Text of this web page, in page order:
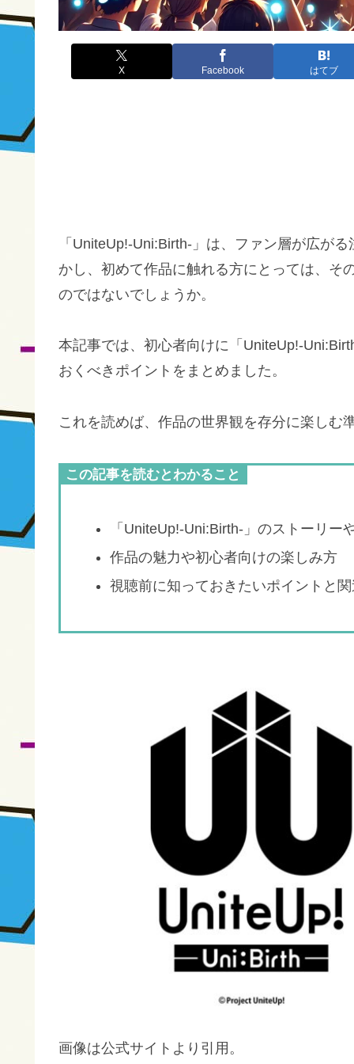
X Facebook はてブ
「UniteUp!-Uni:Birth-」は、ファン層が広が
かし、初めて作品に触れる方にとっては、そ
のではないでしょうか。
本記事では、初心者向けに「UniteUp!-
おくべきポイントをまとめました。
これを読めば、作品の世界観を存分に楽しむ
この記事を読むとわかること
「UniteUp!-Uni:Birth-」のストーリー
作品の魅力や初心者向けの楽しみ方
視聴前に知っておきたいポイントと
画像は公式サイトより引用。